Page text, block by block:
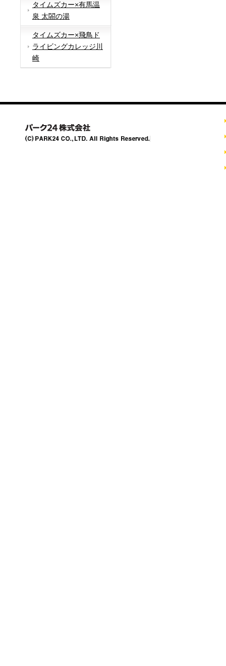
タイムズカー×有馬温
泉 太閤の湯
タイムズカー×飛鳥ド
ライビングカレッジ川
崎